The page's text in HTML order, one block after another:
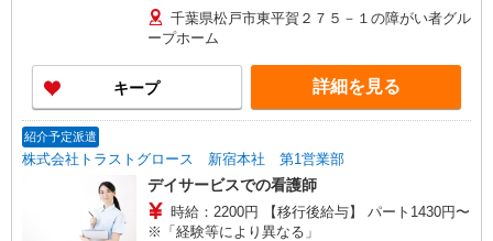
法：月1回 ◆交通費:一部支給 ※直行直帰OK
千葉県松戸市東平賀２７５－１の障がい者グル
ープホーム
キープ 詳細を見る
紹介予定派遣
株式会社トラストグロース 新宿本社 第1営業部
デイサービスでの看護師
時給：2200円 【移行後給与】 パート1430円〜
※「経験等により異なる」